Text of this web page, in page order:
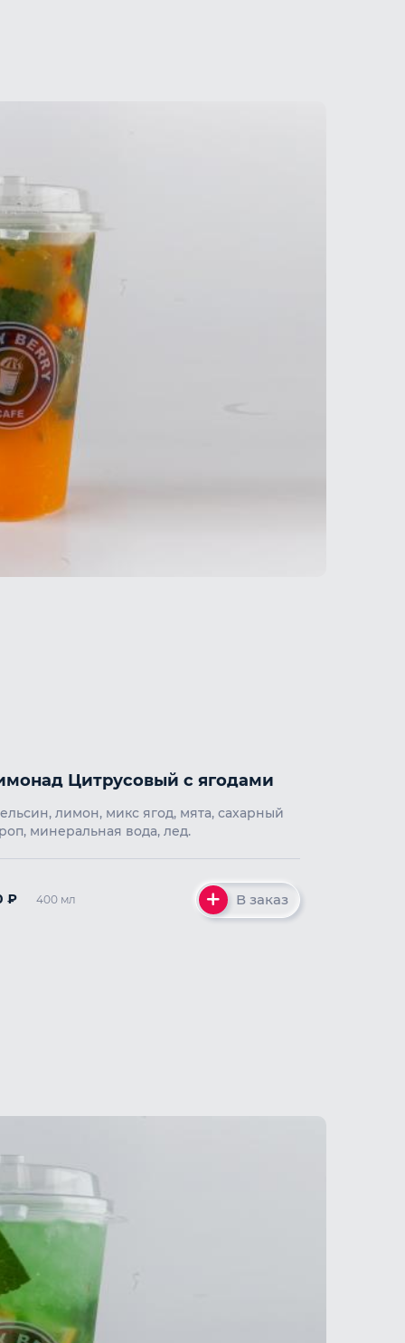
Цитрусовый с ягодами
лимон, микс ягод, мята, сахарный
минеральная вода, лед.
₽ 400 мл В заказ